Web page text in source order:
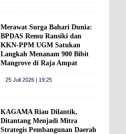
Merawat Surga Bahari Dunia:
BPDAS Remu Ransiki dan
KKN-PPM UGM Satukan
Langkah Menanam 900 Bibit
Mangrove di Raja Ampat
25 Juli 2026 | 19:25
KAGAMA Riau Dilantik,
Ditantang Menjadi Mitra
Strategis Pembangunan Daerah